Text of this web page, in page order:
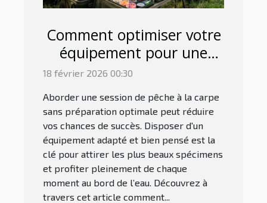
Comment optimiser votre
équipement pour une
session de pêche à la
18 février 2026 00:30
Aborder une session de pêche à la carpe
sans préparation optimale peut réduire
vos chances de succès. Disposer d'un
équipement adapté et bien pensé est la
clé pour attirer les plus beaux spécimens
et profiter pleinement de chaque
moment au bord de l’eau. Découvrez à
travers cet article comment...